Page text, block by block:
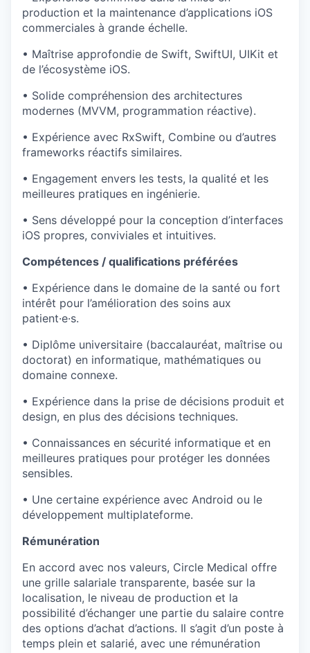
production et la maintenance d’applications iOS
commerciales à grande échelle.
• Maîtrise approfondie de Swift, SwiftUI, UIKit et
de l’écosystème iOS.
• Solide compréhension des architectures
modernes (MVVM, programmation réactive).
• Expérience avec RxSwift, Combine ou d’autres
frameworks réactifs similaires.
• Engagement envers les tests, la qualité et les
meilleures pratiques en ingénierie.
• Sens développé pour la conception d’interfaces
iOS propres, conviviales et intuitives.
Compétences / qualifications préférées
• Expérience dans le domaine de la santé ou fort
intérêt pour l’amélioration des soins aux
patient·e·s.
• Diplôme universitaire (baccalauréat, maîtrise ou
doctorat) en informatique, mathématiques ou
domaine connexe.
• Expérience dans la prise de décisions produit et
design, en plus des décisions techniques.
• Connaissances en sécurité informatique et en
meilleures pratiques pour protéger les données
sensibles.
• Une certaine expérience avec Android ou le
développement multiplateforme.
Rémunération
En accord avec nos valeurs, Circle Medical offre
une grille salariale transparente, basée sur la
localisation, le niveau de production et la
possibilité d’échanger une partie du salaire contre
des options d’achat d’actions. Il s’agit d’un poste à
temps plein et salarié, avec une rémunération